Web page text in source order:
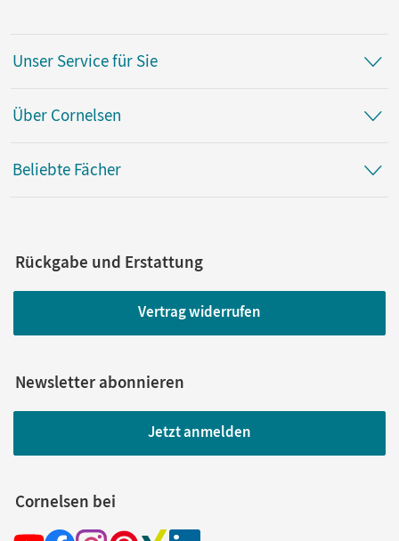
Unser Service für Sie
Über Cornelsen
Beliebte Fächer
Rückgabe und Erstattung
Vertrag widerrufen
Newsletter abonnieren
Jetzt anmelden
Cornelsen bei